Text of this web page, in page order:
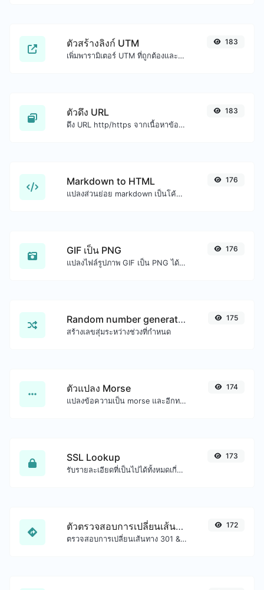
ตัวสร้างลิงก์ UTM
เพิ่มพารามิเตอร์ UTM ที่ถูกต้องและสร้างลิงก์ที่ติดตาม UTM ได้อย่างง่ายดาย
183
ตัวดึง URL
ดึง URL http/https จากเนื้อหาข้อความทุกชนิด
183
Markdown to HTML
แปลงส่วนย่อย markdown เป็นโค้ด HTML ดิบ
176
GIF เป็น PNG
แปลงไฟล์รูปภาพ GIF เป็น PNG ได้อย่างง่ายดาย
176
Random number generator
สร้างเลขสุ่มระหว่างช่วงที่กำหนด
175
ตัวแปลง Morse
แปลงข้อความเป็น morse และอีกทางหนึ่งสำหรับอินพุตสตริงใดๆ
174
SSL Lookup
รับรายละเอียดที่เป็นไปได้ทั้งหมดเกี่ยวกับใบรับรอง SSL
173
ตัวตรวจสอบการเปลี่ยนเส้นทาง URL
ตรวจสอบการเปลี่ยนเส้นทาง 301 & 302 ของ URL ที่ระบุ จะตรวจสอบการเปลี่ยนเส้นทางได้สูงสุด 10 ครั้ง
172